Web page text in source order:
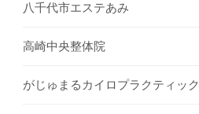
八千代市エステあみ
高崎中央整体院
がじゅまるカイロプラクティック